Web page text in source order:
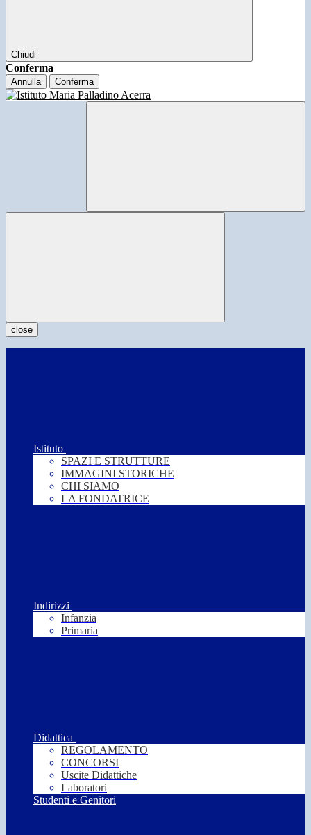
Chiudi
Conferma
Annulla Conferma
close
Istituto
SPAZI E STRUTTURE
IMMAGINI STORICHE
CHI SIAMO
LA FONDATRICE
Indirizzi
Infanzia
Primaria
Didattica
REGOLAMENTO
CONCORSI
Uscite Didattiche
Laboratori
Studenti e Genitori